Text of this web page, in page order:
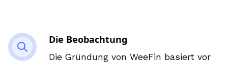
Die Beobachtung
Die Gründung von WeeFin basiert vor